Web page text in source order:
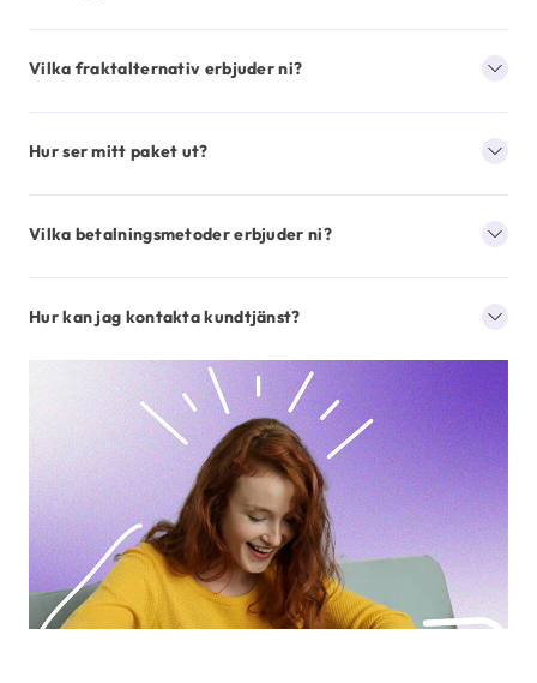
Vilka fraktalternativ erbjuder ni?
Hur ser mitt paket ut?
Vilka betalningsmetoder erbjuder ni?
Hur kan jag kontakta kundtjänst?